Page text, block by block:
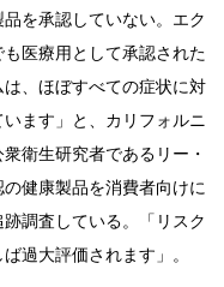
を承認していない。エク
医療用として承認された
、ほぼすべての症状に対
ます」と、カリフォルニ
衛生研究者であるリー・
健康製品を消費者向けに
調査している。「リスク
過大評価されます」。